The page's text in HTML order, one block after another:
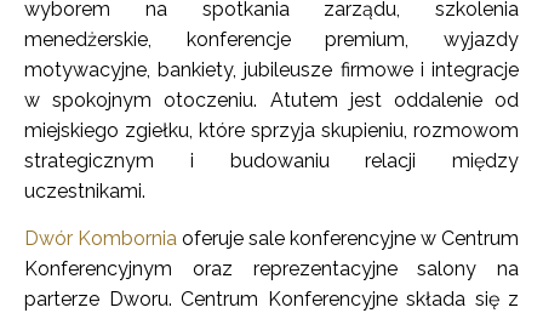
wyborem na spotkania zarządu, szkolenia
menedżerskie, konferencje premium, wyjazdy
motywacyjne, bankiety, jubileusze firmowe i integracje
w spokojnym otoczeniu. Atutem jest oddalenie od
miejskiego zgiełku, które sprzyja skupieniu, rozmowom
strategicznym i budowaniu relacji między
uczestnikami.
Dwór Kombornia oferuje sale konferencyjne w Centrum
Konferencyjnym oraz reprezentacyjne salony na
parterze Dworu. Centrum Konferencyjne składa się z